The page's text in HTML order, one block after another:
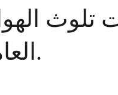
تلوث
العامة وفقًا لمنظمة الصحة العالمية.